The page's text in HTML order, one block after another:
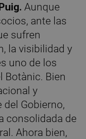
Aunque
ante las
sufren
la visibilidad y
uno de los
Botànic. Bien
y
Gobierno,
consolidada de
Ahora bien,